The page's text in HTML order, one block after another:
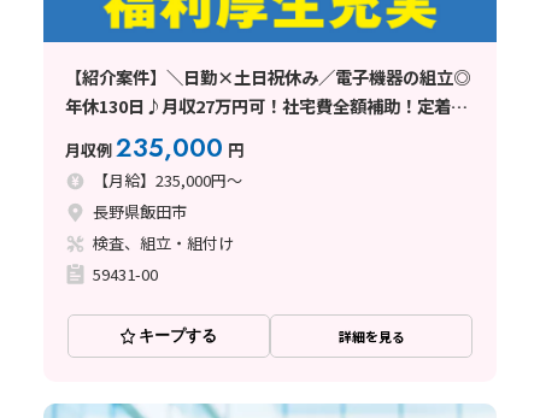
【紹介案件】＼日勤×土日祝休み／電子機器の組立◎
年休130日♪月収27万円可！社宅費全額補助！定着率
バツグン◎
月収例235,000 円
【月給】235,000円～
長野県飯田市
検査、組立・組付け
59431-00
キープする 詳細を見る